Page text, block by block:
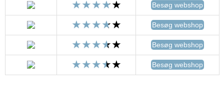
Besøg webshop
Besøg webshop
Besøg webshop
Besøg webshop